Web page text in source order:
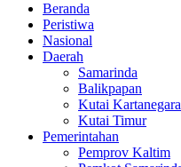
Beranda
Peristiwa
Nasional
Daerah
Samarinda
Balikpapan
Kutai Kartanegara
Kutai Timur
Pemerintahan
Pemprov Kaltim